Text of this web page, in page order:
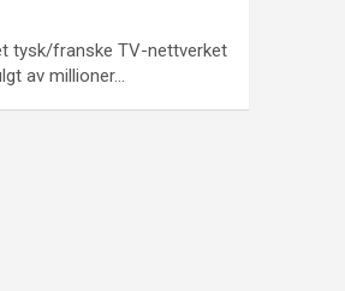
tysk/franske TV-nettverket
av millioner…